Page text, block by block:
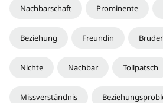
Nachbarschaft Prominente
Beziehung Freundin
Nichte Nachbar Tollpatsch
Missverständnis